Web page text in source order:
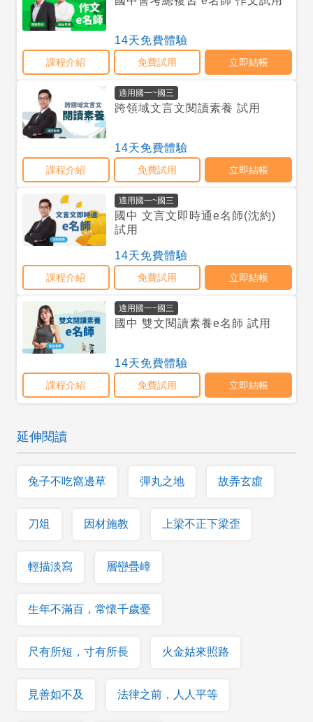
延伸閱讀
兔子不吃窩邊草 彈丸之地 故弄玄虛
刀俎 因材施教 上梁不正下梁歪
輕描淡寫 層巒疊嶂
生年不滿百，常懷千歲憂
尺有所短，寸有所長 火金姑來照路
見善如不及 法律之前，人人平等